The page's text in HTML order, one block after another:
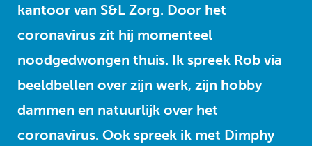
kantoor van S&L Zorg. Door het
coronavirus zit hij momenteel
noodgedwongen thuis. Ik spreek Rob via
beeldbellen over zijn werk, zijn hobby
dammen en natuurlijk over het
coronavirus. Ook spreek ik met Dimphy